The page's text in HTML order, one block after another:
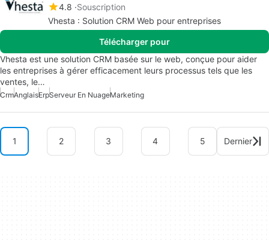
4.8 Souscription
Vhesta : Solution CRM Web pour entreprises
Télécharger pour
Vhesta est une solution CRM basée sur le web, conçue pour aider
les entreprises à gérer efficacement leurs processus tels que les
ventes, le…
CrmAnglaisErpServeur En NuageMarketing
1 2 3 4 5 Dernier